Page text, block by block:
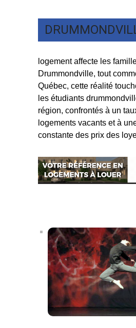
logement affecte les
Drummondville, tout
Québec, cette réalité
les étudiants
région, confrontés à un
logements vacants et à
constante des prix des